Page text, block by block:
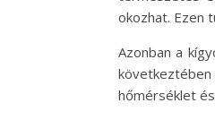
okozhat. Ezen
Azonban a
hőmérséklet